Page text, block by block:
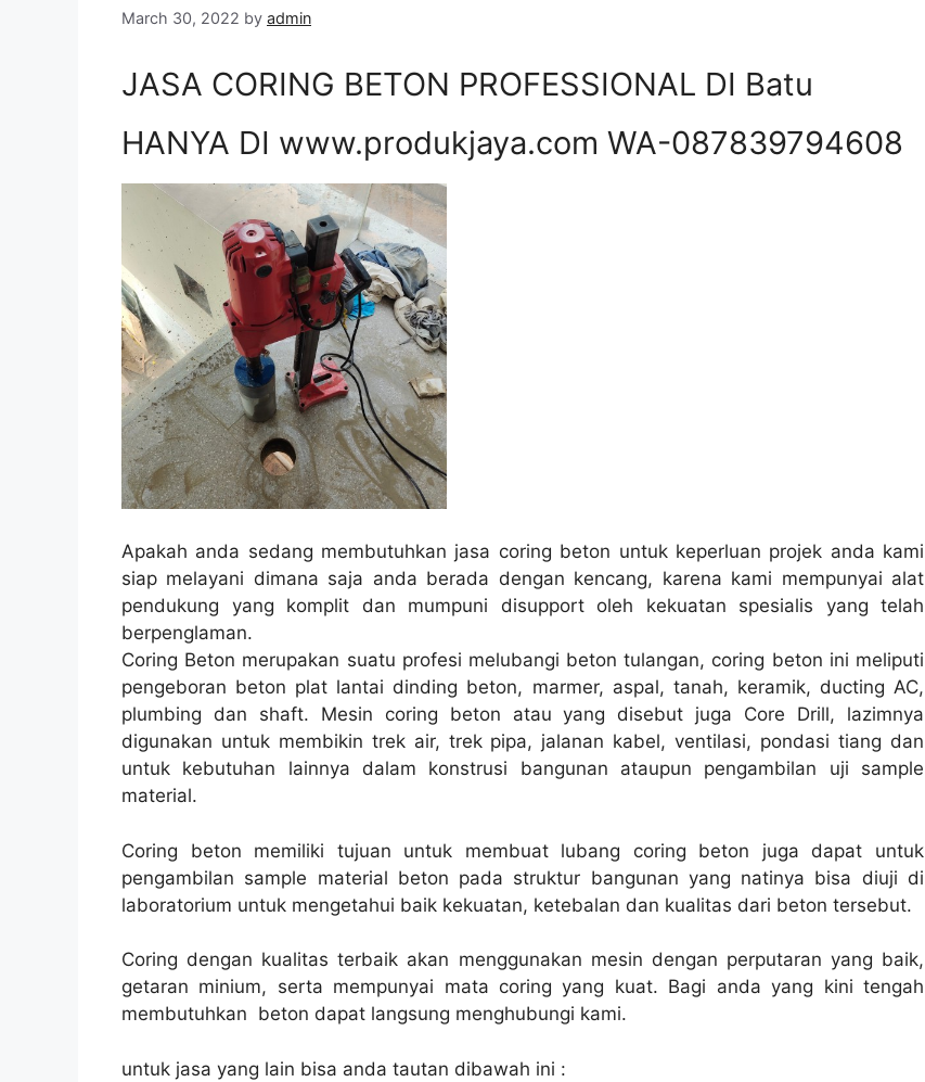
March 30, 2022 by admin
JASA CORING BETON PROFESSIONAL DI Batu
HANYA DI www.produkjaya.com WA-087839794608
Apakah anda sedang membutuhkan jasa coring beton untuk keperluan projek anda kami
siap melayani dimana saja anda berada dengan kencang, karena kami mempunyai alat
pendukung yang komplit dan mumpuni disupport oleh kekuatan spesialis yang telah
berpenglaman.
Coring Beton merupakan suatu profesi melubangi beton tulangan, coring beton ini meliputi
pengeboran beton plat lantai dinding beton, marmer, aspal, tanah, keramik, ducting AC,
plumbing dan shaft. Mesin coring beton atau yang disebut juga Core Drill, lazimnya
digunakan untuk membikin trek air, trek pipa, jalanan kabel, ventilasi, pondasi tiang dan
untuk kebutuhan lainnya dalam konstrusi bangunan ataupun pengambilan uji sample
material.
Coring beton memiliki tujuan untuk membuat lubang coring beton juga dapat untuk
pengambilan sample material beton pada struktur bangunan yang natinya bisa diuji di
laboratorium untuk mengetahui baik kekuatan, ketebalan dan kualitas dari beton tersebut.
Coring dengan kualitas terbaik akan menggunakan mesin dengan perputaran yang baik,
getaran minium, serta mempunyai mata coring yang kuat. Bagi anda yang kini tengah
membutuhkan beton dapat langsung menghubungi kami.
untuk jasa yang lain bisa anda tautan dibawah ini :